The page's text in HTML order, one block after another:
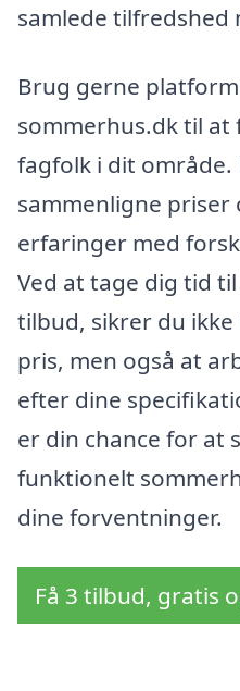
samlede tilfredshed
Brug gerne
sommerhus.dk til at
fagfolk i dit
sammenligne priser
erfaringer med
Ved at tage dig tid
tilbud, sikrer du
pris, men også at
efter dine
er din chance for at
funktionelt
dine forventninger.
Få 3 tilbud, gratis